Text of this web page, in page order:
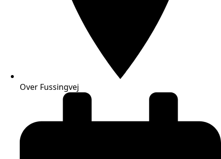
Over Fussingvej